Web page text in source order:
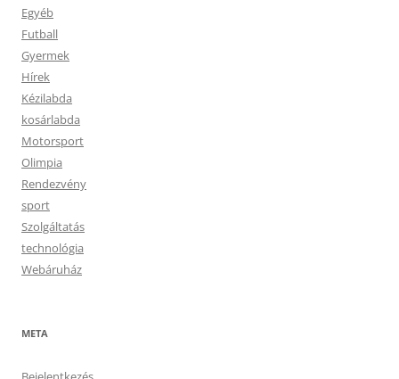
Egyéb
Futball
Gyermek
Hírek
Kézilabda
kosárlabda
Motorsport
Olimpia
Rendezvény
sport
Szolgáltatás
technológia
Webáruház
META